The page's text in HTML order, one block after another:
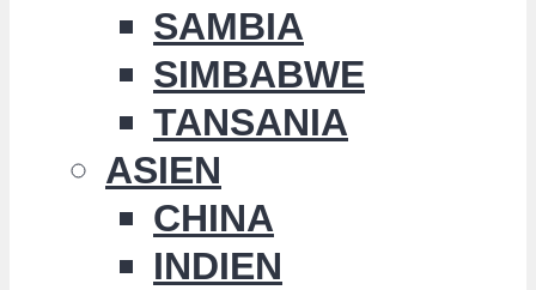
SAMBIA
SIMBABWE
TANSANIA
ASIEN
CHINA
INDIEN